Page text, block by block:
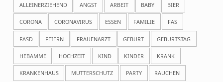
ALLEINERZIEHEND ANGST ARBEIT BABY BIER
CORONA CORONAVIRUS ESSEN FAMILIE FAS
FASD FEIERN FRAUENARZT GEBURT GEBURTSTAG
HEBAMME HOCHZEIT KIND KINDER KRANK
KRANKENHAUS MUTTERSCHUTZ PARTY RAUCHEN